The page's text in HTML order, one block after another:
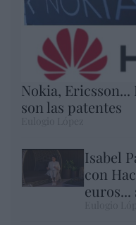
Nokia,
son las patentes
Isabel
con
euros...